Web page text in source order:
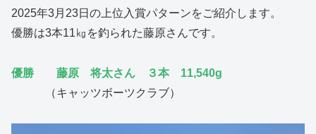
2025年3月23日の上位入賞パターンをご紹介します。
優勝は3本11㎏を釣られた藤原さんです。
優勝 藤原 将太さん ３本 11,540g
（キャッツボーツクラブ）